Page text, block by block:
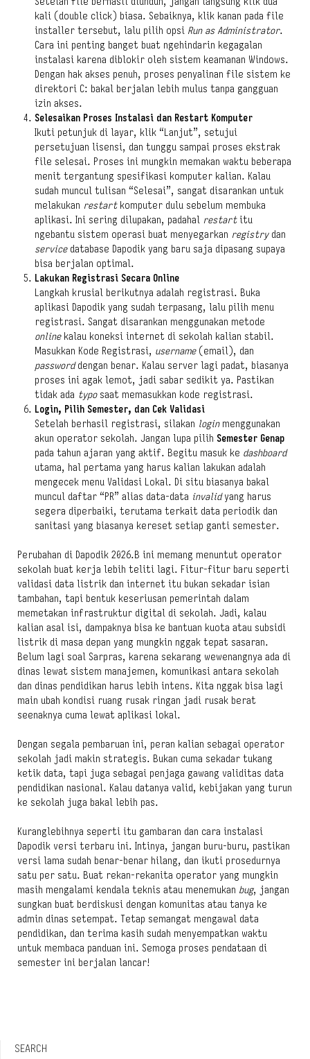
kali (double click) biasa. Sebaiknya, klik kanan pada file
installer tersebut, lalu pilih opsi Run as Administrator.
Cara ini penting banget buat ngehindarin kegagalan
instalasi karena diblokir oleh sistem keamanan Windows.
Dengan hak akses penuh, proses penyalinan file sistem ke
direktori C: bakal berjalan lebih mulus tanpa gangguan
izin akses.
Selesaikan Proses Instalasi dan Restart Komputer
Ikuti petunjuk di layar, klik “Lanjut”, setujui
persetujuan lisensi, dan tunggu sampai proses ekstrak
file selesai. Proses ini mungkin memakan waktu beberapa
menit tergantung spesifikasi komputer kalian. Kalau
sudah muncul tulisan “Selesai”, sangat disarankan untuk
melakukan restartkomputer dulu sebelum membuka
aplikasi. Ini sering dilupakan, padahal restartitu
ngebantu sistem operasi buat menyegarkan registrydan
servicedatabase Dapodik yang baru saja dipasang supaya
bisa berjalan optimal.
Lakukan Registrasi Secara Online
Langkah krusial berikutnya adalah registrasi. Buka
aplikasi Dapodik yang sudah terpasang, lalu pilih menu
registrasi. Sangat disarankan menggunakan metode
onlinekalau koneksi internet di sekolah kalian stabil.
Masukkan Kode Registrasi, username(email), dan
passworddengan benar. Kalau server lagi padat, biasanya
proses ini agak lemot, jadi sabar sedikit ya. Pastikan
tidak ada typosaat memasukkan kode registrasi.
Login, Pilih Semester, dan Cek Validasi
Setelah berhasil registrasi, silakan loginmenggunakan
akun operator sekolah. Jangan lupa pilih Semester Genap
pada tahun ajaran yang aktif. Begitu masuk ke dashboard
utama, hal pertama yang harus kalian lakukan adalah
mengecek menu Validasi Lokal. Di situ biasanya bakal
muncul daftar “PR” alias data-data invalidyang harus
segera diperbaiki, terutama terkait data periodik dan
sanitasi yang biasanya kereset setiap ganti semester.
Perubahan di Dapodik 2026.B ini memang menuntut operator
sekolah buat kerja lebih teliti lagi. Fitur-fitur baru seperti
validasi data listrik dan internet itu bukan sekadar isian
tambahan, tapi bentuk keseriusan pemerintah dalam
memetakan infrastruktur digital di sekolah. Jadi, kalau
kalian asal isi, dampaknya bisa ke bantuan kuota atau subsidi
listrik di masa depan yang mungkin nggak tepat sasaran.
Belum lagi soal Sarpras, karena sekarang wewenangnya ada di
dinas lewat sistem manajemen, komunikasi antara sekolah
dan dinas pendidikan harus lebih intens. Kita nggak bisa lagi
main ubah kondisi ruang rusak ringan jadi rusak berat
seenaknya cuma lewat aplikasi lokal.
Dengan segala pembaruan ini, peran kalian sebagai operator
sekolah jadi makin strategis. Bukan cuma sekadar tukang
ketik data, tapi juga sebagai penjaga gawang validitas data
pendidikan nasional. Kalau datanya valid, kebijakan yang turun
ke sekolah juga bakal lebih pas.
Kuranglebihnya seperti itu gambaran dan cara instalasi
Dapodik versi terbaru ini. Intinya, jangan buru-buru, pastikan
versi lama sudah benar-benar hilang, dan ikuti prosedurnya
satu per satu. Buat rekan-rekanita operator yang mungkin
masih mengalami kendala teknis atau menemukan bug, jangan
sungkan buat berdiskusi dengan komunitas atau tanya ke
admin dinas setempat. Tetap semangat mengawal data
pendidikan, dan terima kasih sudah menyempatkan waktu
untuk membaca panduan ini. Semoga proses pendataan di
semester ini berjalan lancar!
SEARCH